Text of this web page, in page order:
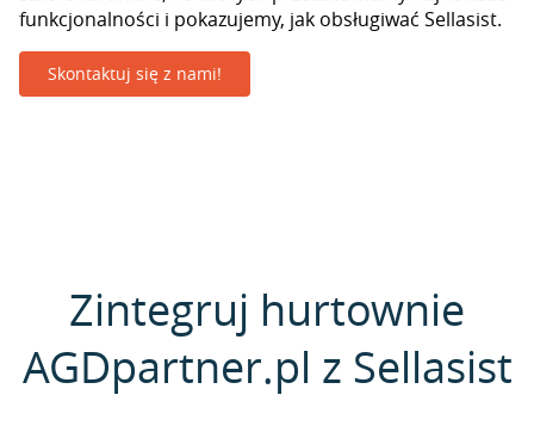
funkcjonalności i pokazujemy, jak obsługiwać Sellasist.
Skontaktuj się z nami!
Zintegruj hurtownie
AGDpartner.pl z Sellasist